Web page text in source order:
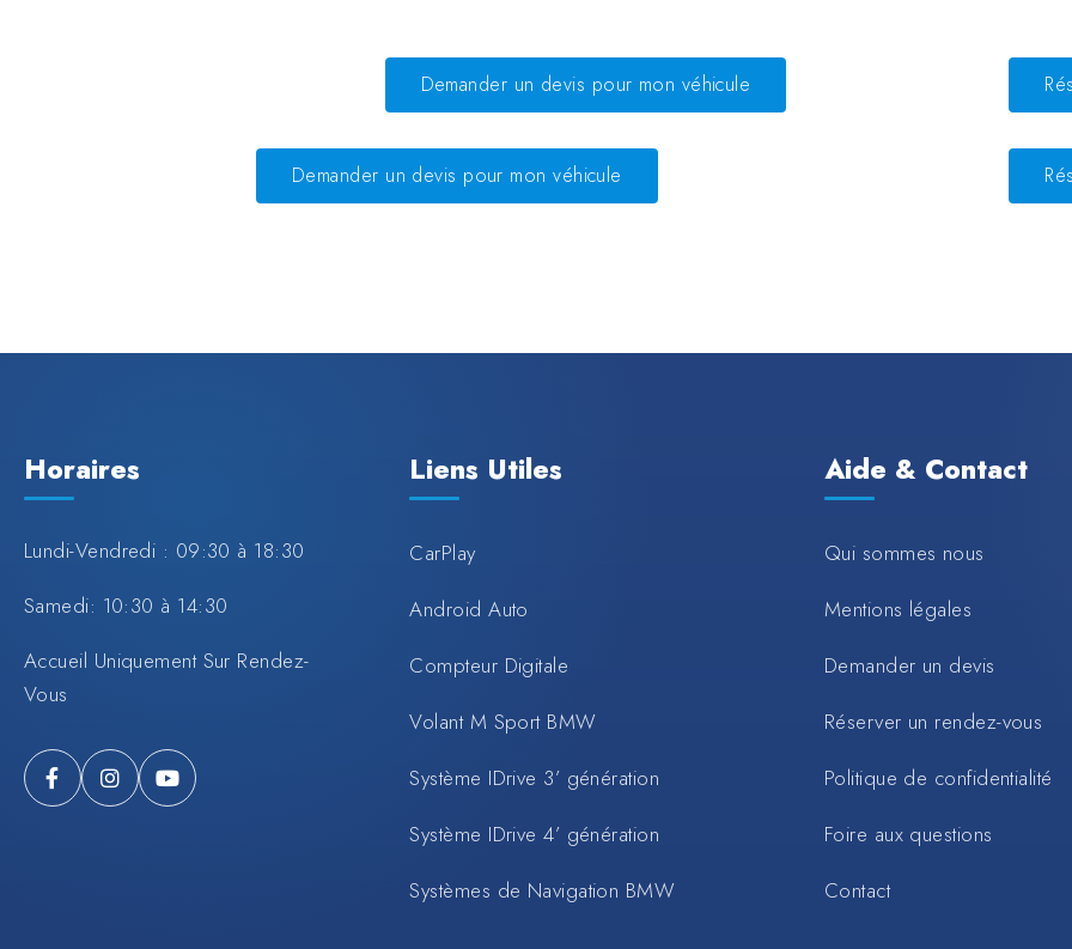
Demander un devis pour mon véhicule
Demander un devis pour mon véhicule
Horaires
Lundi-Vendredi : 09:30 à 18:30
Samedi: 10:30 à 14:30
Accueil Uniquement Sur Rendez-
Vous
Liens Utiles
CarPlay
Android Auto
Compteur Digitale
Volant M Sport BMW
Système IDrive 3’ génération
Système IDrive 4’ génération
Systèmes de Navigation BMW
Aide & Contact
Qui sommes nous
Mentions légales
Demander un devis
Réserver un rendez-vous
Politique de confidentialité
Foire aux questions
Contact